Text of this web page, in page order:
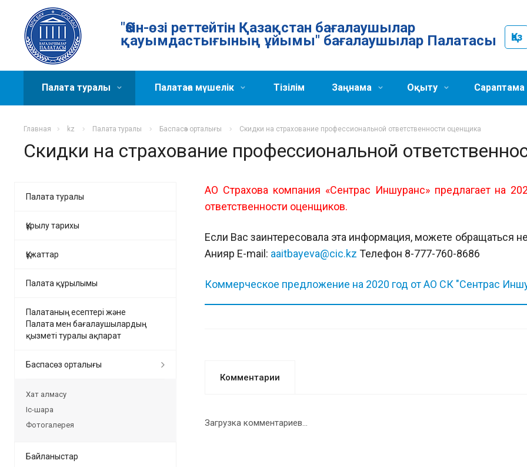
"Өзін-өзі реттейтін Қазақстан бағалаушылар
қауымдастығының ұйымы" бағалаушылар Палатасы Қаз
Палата туралы Палатаға мүшелік Тізілім Заңнама Оқыту Сараптама
Главная kz Палата туралы Баспасөз орталығы Скидки на страхование профессиональной ответственности оценщика
Скидки на страхование профессиональной
АО Страхова компания «Сентрас Иншуранс» предлагает на
ответственности оценщиков.
Если Вас заинтересовала эта информация, можете обращаться
Анияр E-mail: aaitbayeva@cic.kz Телефон 8-777-760-8686
Коммерческое предложение на 2020 год от АО СК "Сентрас
Комментарии
Загрузка комментариев...
Палата туралы
Құрылу тарихы
Құжаттар
Палата құрылымы
Палатаның есептері және
Палата мен бағалаушылардың
қызметі туралы ақпарат
Баспасөз орталығы
Хат алмасу
Іс-шара
Фотогалерея
Байланыстар